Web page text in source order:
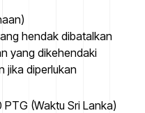
hendak dibatalkan
yang dikehendaki
jika diperlukan
(Waktu Sri Lanka)